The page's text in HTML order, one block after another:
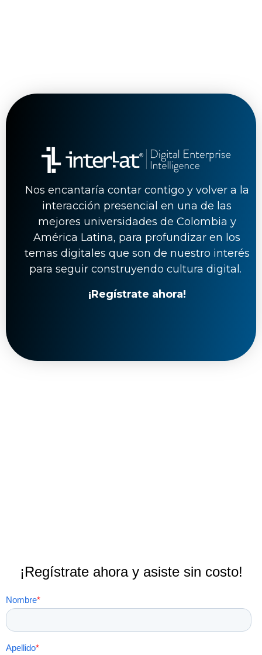
Nos encantaría contar contigo y volver a la
interacción presencial en una de las
mejores universidades de Colombia y
América Latina, para profundizar en los
temas digitales que son de nuestro interés
para seguir construyendo cultura digital.
¡Regístrate ahora!